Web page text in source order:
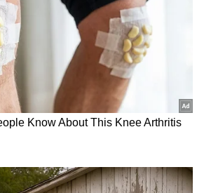
ಬೂಬತಿ ಖಾಸಗಿ ಕಂಪನಿಯಲ್ಲಿ
ಆಗಿ ಕೆಲಸ ಮಾಡುತ್ತಿದ್ದಾನೆ.
ಬಜಾಜ್ ಡೋಮಿನಾರ್ 400 ಬೈಕ್
ಇಷ್ಟು ಹಣ ತನ್ನಲ್ಲಿ ಇಲ್ಲ ಎಂದು
ತನ್ನ ಯೂಟ್ಯೂಬ್ ಚಾನೆಲ್
ಆರಂಭಿಸಿದ್ದ.
ಬೂಬತಿ ಕೂಡಿಡುತ್ತಿದ್ದ.
ನಿರಂತವರಾಗಿ ಒಂದು ದಿನವೂ